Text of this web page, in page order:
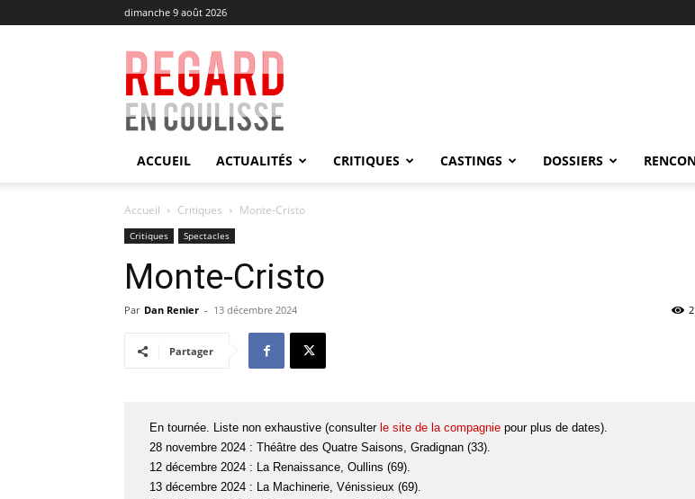
dimanche 9 août 2026
Regard
en
Coulisse
ACCUEIL ACTUALITÉS CRITIQUES CASTINGS DOSSIERS
Accueil Critiques Monte-Cristo
Critiques Spectacles
Monte-Cristo
Par Dan Renier - 13 décembre 2024
Partager
En tournée. Liste non exhaustive (consulter le site de la compagnie pour plus de dates).
28 novembre 2024 : Théâtre des Quatre Saisons, Gradignan (33).
12 décembre 2024 : La Renaissance, Oullins (69).
13 décembre 2024 : La Machinerie, Vénissieux (69).